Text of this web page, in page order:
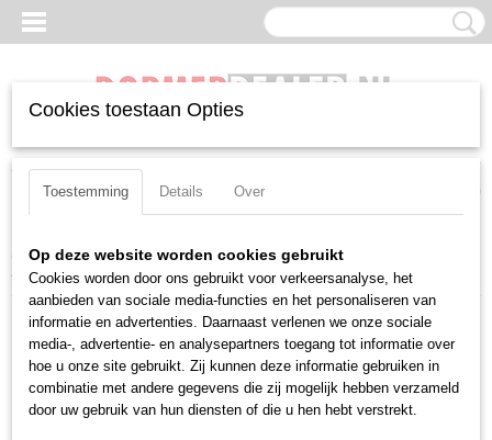
Inloggen Registreren UW WINKELWAGEN
Home >Beitels>Negatief>TN(MG)>Uitwendig
4040 S 27
Cookies toestaan Opties
Toestemming Details Over
Op deze website worden cookies gebruikt
Cookies worden door ons gebruikt voor verkeersanalyse, het
aanbieden van sociale media-functies en het personaliseren van
informatie en advertenties. Daarnaast verlenen we onze sociale
media-, advertentie- en analysepartners toegang tot informatie over
hoe u onze site gebruikt. Zij kunnen deze informatie gebruiken in
combinatie met andere gegevens die zij mogelijk hebben verzameld
door uw gebruik van hun diensten of die u hen hebt verstrekt.